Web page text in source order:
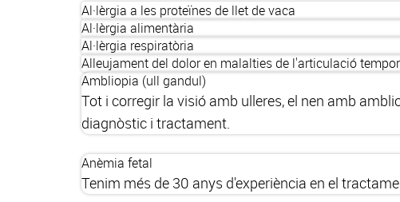
Al·lèrgia a les proteïnes de llet de vaca
Al·lèrgia alimentària
Al·lèrgia respiratòria
Alleujament del dolor en malalties de l'articulació
Ambliopia (ull gandul)
Tot i corregir la visió amb ulleres, el nen amb
diagnòstic i tractament.
Anèmia fetal
Tenim més de 30 anys d'experiència en el